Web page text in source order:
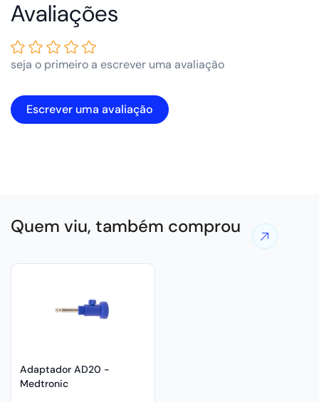
seja o primeiro a escrever uma avaliação
Escrever uma avaliação
Quem viu, também comprou Ver
mais
Adaptador AD20 -
Medtronic